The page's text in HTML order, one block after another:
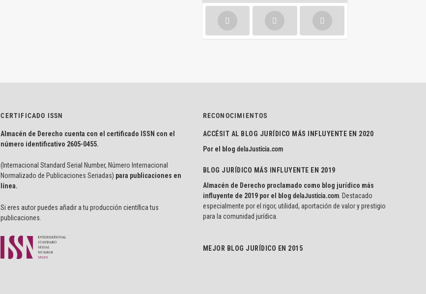
CERTIFICADO ISSN
Almacén de Derecho cuenta con el certificado ISSN con el
número identificativo 2605-0455.
(Internacional Standard Serial Number, Número Internacional
Normalizado de Publicaciones Seriadas) para publicaciones en
línea.
Si eres autor puedes añadir a tu producción científica tus
publicaciones.
RECONOCIMIENTOS
ACCÉSIT AL BLOG JURÍDICO MÁS INFLUYENTE EN 2020
Por el blog delaJusticia.com
BLOG JURÍDICO MÁS INFLUYENTE EN 2019
Almacén de Derecho proclamado como blog jurídico más
influyente de 2019 por el blog delaJusticia.com. Destacado
especialmente por el rigor, utilidad, aportación de valor y prestigio
para la comunidad jurídica.
MEJOR BLOG JURÍDICO EN 2015